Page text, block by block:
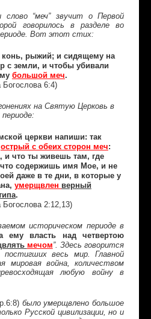
“меч” звучит о Первой
говорилось в разделе во
Вот этот стих:
рыжий; и сидящему на
с земли, и чтобы убивали
большой меч.
Богослова 6:4)
на Святую Церковь в
церкви напиши: так
острый с обеих сторон меч:
и что ты живешь там, где
содержишь имя Мое, и не
даже в те дни, в которые у
умерщвлен верный
.
2:12,13)
историческом периоде в
ему власть над четвертою
мечом”. Здесь говорится
постигших весь мир. Главной
мировая война, количеством
любую войну в
было умерщвлено большое
Русской цивилизации, но и